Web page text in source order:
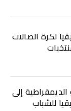
لكرة الصالات
إلى
للشباب